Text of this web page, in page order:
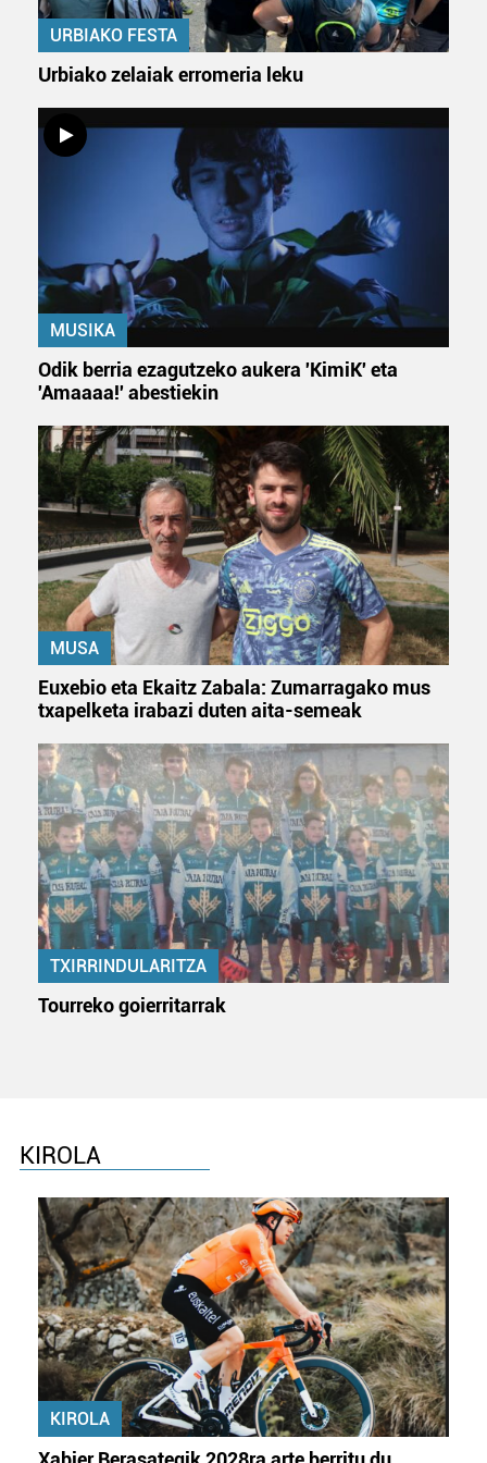
URBIAKO FESTA
Urbiako zelaiak erromeria leku
MUSIKA
Odik berria ezagutzeko aukera 'KimiK' eta
'Amaaaa!' abestiekin
MUSA
Euxebio eta Ekaitz Zabala: Zumarragako mus
txapelketa irabazi duten aita-semeak
TXIRRINDULARITZA
Tourreko goierritarrak
KIROLA
KIROLA